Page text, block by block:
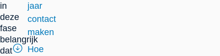
in
deze
fase
belangrijk
dat
jaar
contact
maken
Hoe